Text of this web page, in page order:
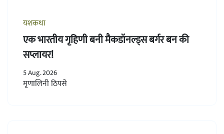
यशकथा
एक भारतीय गृहिणी बनी मैकडॉनल्ड्स बर्गर बन की
सप्लायर!
5 Aug. 2026
मृणालिनी ठिपसे